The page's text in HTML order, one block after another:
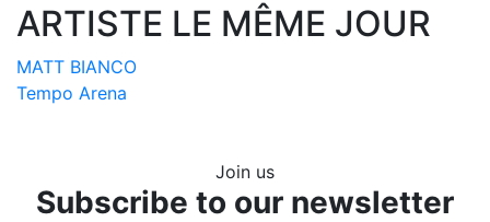
ARTISTE LE MÊME JOUR
MATT BIANCO
Tempo Arena
Join us
Subscribe to our newsletter